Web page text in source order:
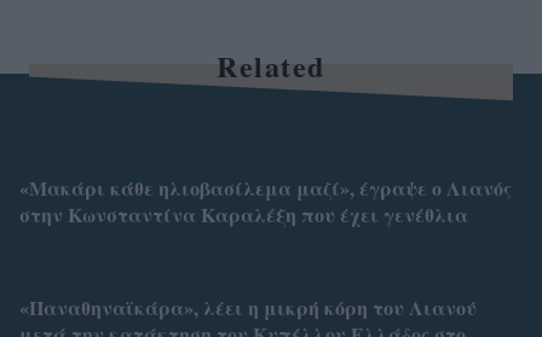
Related
«Μακάρι κάθε ηλιοβασίλεμα μαζί», έγραψε ο Λιανός
στην Κωνσταντίνα Καραλέξη που έχει γενέθλια
«Παναθηναϊκάρα», λέει η μικρή κόρη του Λιανού